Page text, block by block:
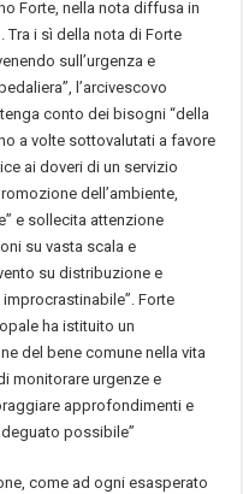
Forte, nella nota diffusa in
i sì della nota di Forte
sull’urgenza e
l’arcivescovo
conto dei bisogni “della
a volte sottovalutati a favore
ai doveri di un servizio
dell’ambiente,
e sollecita attenzione
su vasta scala e
su distribuzione e
Forte
ha istituito un
del bene comune nella vita
monitorare urgenze e
approfondimenti e
possibile”
come ad ogni esasperato